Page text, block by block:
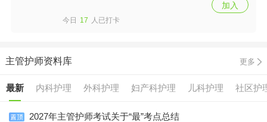
今日 17 人已打卡
加入
主管护师资料库 更多
最新 内科护理 外科护理 妇产科护理 儿科护理 社区护
2027年主管护师考试关于“最”考点总结